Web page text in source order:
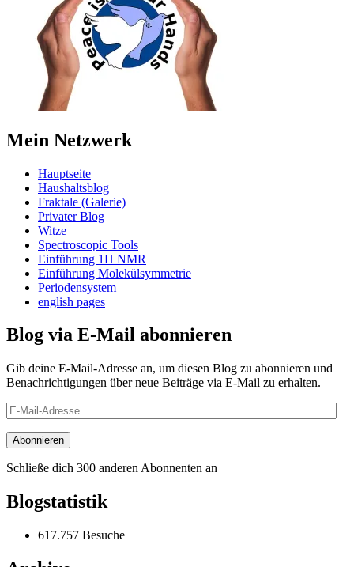
Mein Netzwerk
Hauptseite
Haushaltsblog
Fraktale (Galerie)
Privater Blog
Witze
Spectroscopic Tools
Einführung 1H NMR
Einführung Molekülsymmetrie
Periodensystem
english pages
Blog via E-Mail abonnieren
Gib deine E-Mail-Adresse an, um diesen Blog zu abonnieren und
Benachrichtigungen über neue Beiträge via E-Mail zu erhalten.
E-
Mail-
Adresse
Abonnieren
Schließe dich 300 anderen Abonnenten an
Blogstatistik
617.757 Besuche